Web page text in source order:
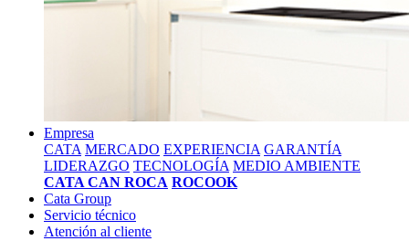
Empresa
CATA MERCADO EXPERIENCIA GARANTÍA
LIDERAZGO TECNOLOGÍA MEDIO AMBIENTE
CATA CAN ROCA ROCOOK
Cata Group
Servicio técnico
Atención al cliente